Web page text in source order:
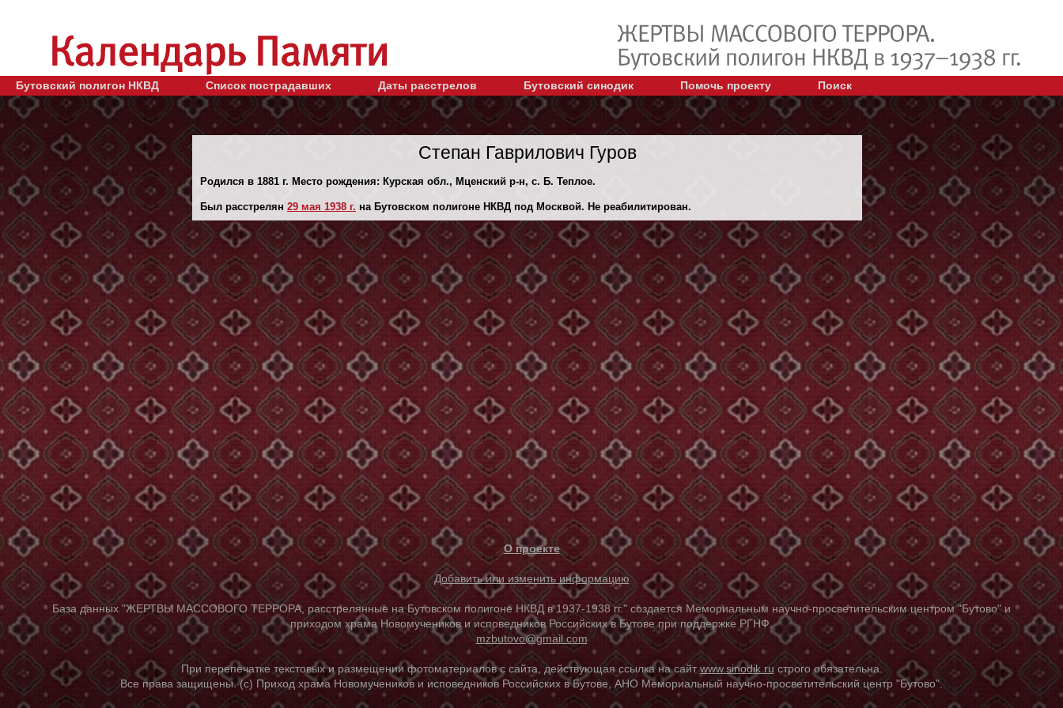
Бутовский полигон НКВД Список пострадавших Даты расстрелов Бутовский синодик Помочь проекту Поиск
Степан Гаврилович Гуров
Родился в 1881 г. Место рождения: Курская обл., Мценский р-н, с. Б. Теплое.
Был расстрелян 29 мая 1938 г. на Бутовском полигоне НКВД под Москвой. Не реабилитирован.
О проекте
Добавить или изменить информацию
База данных "ЖЕРТВЫ МАССОВОГО ТЕРРОРА, расстрелянные на Бутовском полигоне НКВД в 1937-1938 гг." создается Мемориальным научно-просветительским центром "Бутово" и
приходом храма Новомучеников и исповедников Российских в Бутове при поддержке РГНФ.
mzbutovo@gmail.com
При перепечатке текстовых и размещении фотоматериалов с сайта, действующая ссылка на сайтwww.sinodik.ru строго обязательна.
Все права защищены. (с) Приход храма Новомучеников и исповедников Российских в Бутове, АНО Мемориальный научно-просветительский центр "Бутово".